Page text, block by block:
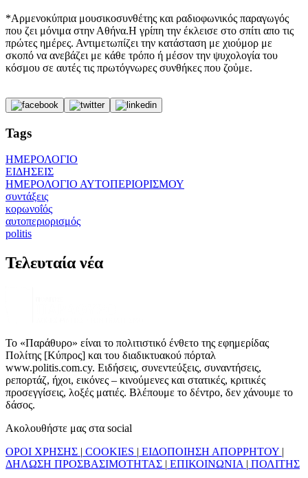
*Αρμενοκύπρια μουσικοσυνθέτης και ραδιοφωνικός παραγωγός
που ζει μόνιμα στην Αθήνα.Η γρίπη την έκλεισε στο σπίτι απο τις
πρώτες ημέρες. Αντιμετωπίζει την κατάσταση με χιούμορ με
σκοπό να ανεβάζει με κάθε τρόπο ή μέσον την ψυχολογία του
κόσμου σε αυτές τις πρωτόγνωρες συνθήκες που ζοὐμε.
Tags
ΗΜΕΡΟΛΟΓΙΟ
ΕΙΔΗΣΕΙΣ
ΗΜΕΡΟΛΟΓΙΟ ΑΥΤΟΠΕΡΙΟΡΙΣΜΟΥ
συντάξεις
κορωνοΐός
αυτοπεριορισμός
politis
Τελευταία νέα
Το «Παράθυρο» είναι το πολιτιστικό ένθετο της εφημερίδας
Πολίτης [Κύπρος] και του διαδικτυακού πόρταλ
www.politis.com.cy. Ειδήσεις, συνεντεύξεις, συναντήσεις,
ρεπορτάζ, ήχοι, εικόνες – κινούμενες και στατικές, κριτικές
προσεγγίσεις, λοξές ματιές. Βλέπουμε το δέντρο, δεν χάνουμε το
δάσος.
Ακολουθήστε μας στα social
ΟΡΟΙ ΧΡΗΣΗΣ | COOKIES | ΕΙΔΟΠΟΙΗΣΗ ΑΠΟΡΡΗΤΟΥ |
ΔΗΛΩΣΗ ΠΡΟΣΒΑΣΙΜΟΤΗΤΑΣ | ΕΠΙΚΟΙΝΩΝΙΑ | ΠΟΛΙΤΗΣ